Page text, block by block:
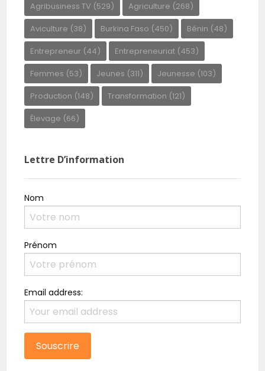
Agribusiness TV (529) Agriculture (268)
Aviculture (38) Burkina Faso (450) Bénin (48)
Entrepreneur (44) Entrepreneuriat (453)
Femmes (53) Jeunes (311) Jeunesse (103)
Production (148) Transformation (121)
Élevage (66)
Lettre D’information
Nom
Prénom
Email address: